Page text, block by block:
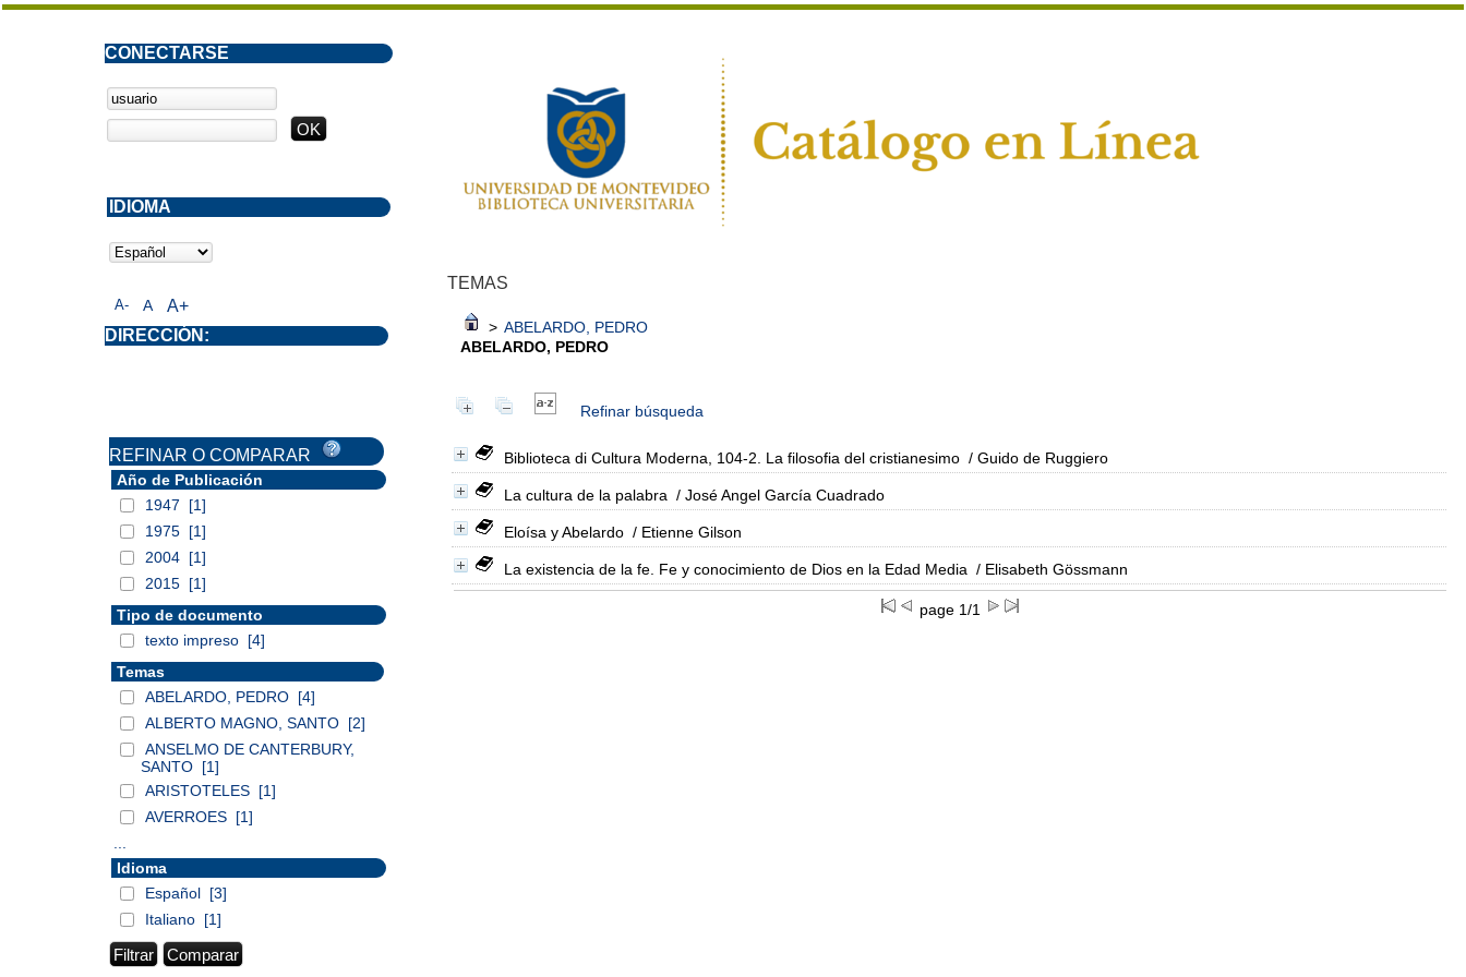
TEMAS
> ABELARDO, PEDRO
ABELARDO, PEDRO
Refinar búsqueda
Biblioteca di Cultura Moderna, 104-2. La filosofia del cristianesimo / Guido de Ruggiero
La cultura de la palabra / José Angel García Cuadrado
Eloísa y Abelardo / Etienne Gilson
La existencia de la fe. Fe y conocimiento de Dios en la Edad Media / Elisabeth Gössmann
page 1/1
A- A A+
CONECTARSE
DIRECCIÓN:
IDIOMA
REFINAR O COMPARAR
Año de Publicación
1947
[1]
1975 [1]
2004 [1]
2015 [1]
Tipo de documento
texto impreso [4]
Temas
ABELARDO, PEDRO [4]
ALBERTO MAGNO, SANTO [2]
ANSELMO DE CANTERBURY,
SANTO [1]
ARISTOTELES [1]
AVERROES [1]
Idioma
Español [3]
Italiano [1]